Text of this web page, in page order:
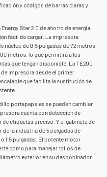
y códigos de barras claras y
Star 2.0 de ahorro de energía
fácil de cargar. La impresora
núcleo de 0,5 pulgadas de 72 metros
metros, lo que permitirá a los
que tengan disponible. La TE200
impresora desde el primer
que facilita la sustitución de
portapapeles se pueden cambiar
cuenta con detección de
etiquetas preciso. Y el gabinete de
la industria de 5 pulgadas de
1,5 pulgadas. El potente motor
como para manejar rollos de
exterior en su desbobinador